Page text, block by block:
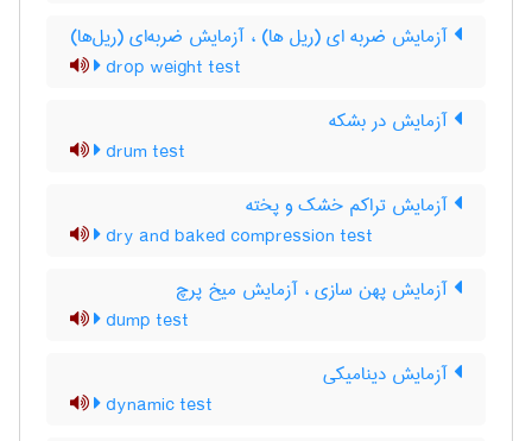
آزمایش ضربه ای (ریل ها) ، آزمایش ضربه‌ای (ریل‌ها)
drop weight test
آزمایش در بشکه
drum test
آزمایش تراکم خشک و پخته
dry and baked compression test
آزمایش پهن سازی ، آزمایش میخ پرچ
dump test
آزمایش دینامیکی
dynamic test